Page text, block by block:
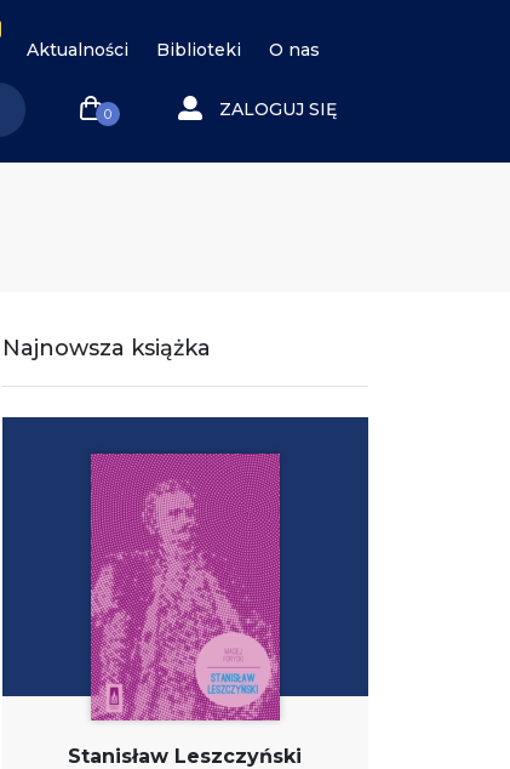
Aktualności Biblioteki O nas
0 ZALOGUJ SIĘ
Najnowsza książka
Stanisław Leszczyński